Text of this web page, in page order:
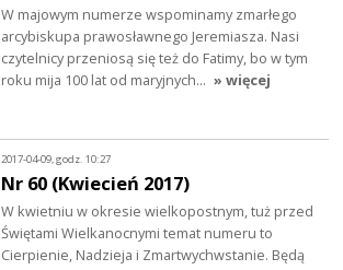
W majowym numerze wspominamy zmarłego
arcybiskupa prawosławnego Jeremiasza. Nasi
czytelnicy przeniosą się też do Fatimy, bo w tym
roku mija 100 lat od maryjnych… » więcej
2017-04-09, godz. 10:27
Nr 60 (Kwiecień 2017)
W kwietniu w okresie wielkopostnym, tuż przed
Świętami Wielkanocnymi temat numeru to
Cierpienie, Nadzieja i Zmartwychwstanie. Będą